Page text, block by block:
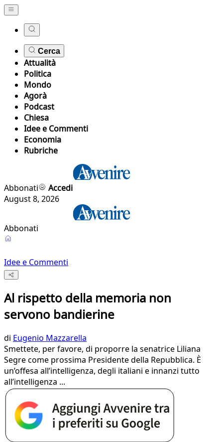
Cerca
Attualità
Politica
Mondo
Agorà
Podcast
Chiesa
Idee e Commenti
Economia
Rubriche
Abbonati
Accedi
August 8, 2026
Abbonati
Idee e Commenti
Al rispetto della memoria non
servono bandierine
di Eugenio Mazzarella
Smettete, per favore, di proporre la senatrice Liliana
Segre come prossima Presidente della Repubblica. È
un’offesa all’intelligenza, degli italiani e innanzi tutto
all’intelligenza ...